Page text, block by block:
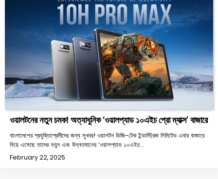
ওয়ালটনের নতুন চমক! অত্যাধুনিক ‘ওয়ালপ্যাড ১০এইচ প্রো ম্যাক্স’ বাজারে
বাংলাদেশের প্রযুক্তিপ্রেমীদের জন্য সুখবর! ওয়ালটন ডিজি-টেক ইন্ডাস্ট্রিজ লিমিটেড এবার বাজারে
নিয়ে এসেছে তাদের নতুন এবং উন্নতমানের ‘ওয়ালপ্যাড ১০এইচ…
February 22, 2025